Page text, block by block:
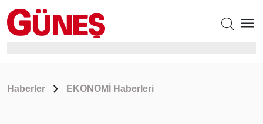
Haberler EKONOMİ Haberleri